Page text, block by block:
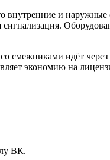
и наружные
со смежниками идёт
экономию на
ВК.